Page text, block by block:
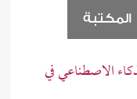
المكتبة
الاصطناعي في